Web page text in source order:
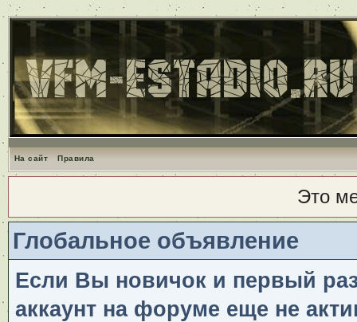
На сайт Правила
Это
Глобальное объявление
Если Вы новичок и первый
аккаунт на форуме еще не